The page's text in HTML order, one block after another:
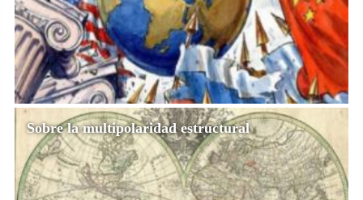
Sobre la multipolaridad estructural